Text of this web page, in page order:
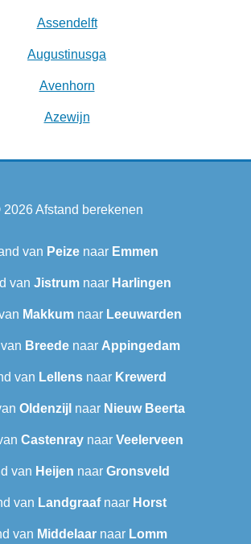
Assendelft
Augustinusga
Avenhorn
Azewijn
2026Afstand berekenen
van Peizenaar Emmen
van Jistrumnaar Harlingen
Makkum naar Leeuwarden
Breedenaar Appingedam
van Lellensnaar Krewerd
Oldenzijl naar Nieuw Beerta
Castenray naar Veelerveen
van Heijen naar Gronsveld
van Landgraafnaar Horst
van Middelaar naar Lomm